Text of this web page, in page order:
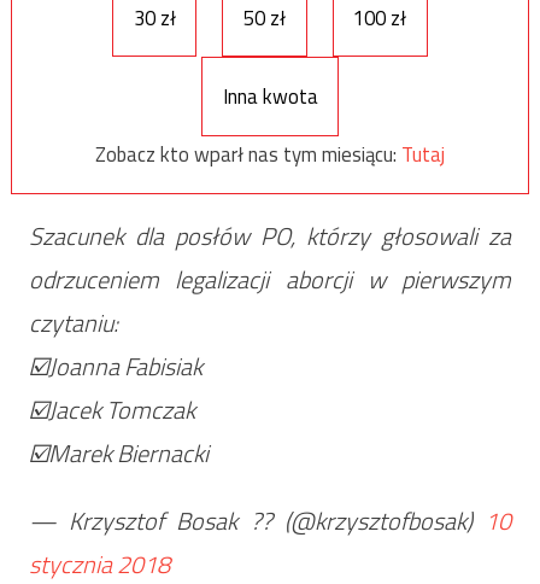
30 zł 50 zł 100 zł
Inna kwota
Zobacz kto wparł nas tym miesiącu: Tutaj
Szacunek dla posłów PO, którzy głosowali za
odrzuceniem legalizacji aborcji w pierwszym
czytaniu:
☑️Joanna Fabisiak
☑️Jacek Tomczak
☑️Marek Biernacki
— Krzysztof Bosak ?? (@krzysztofbosak) 10
stycznia 2018